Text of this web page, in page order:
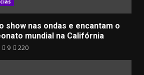
show nas ondas e encantam o
mundial na Califórnia
9 220